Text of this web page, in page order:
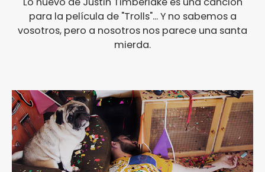
para la película de "Trolls"... Y no sabemos a
vosotros, pero a nosotros nos parece una santa
mierda.